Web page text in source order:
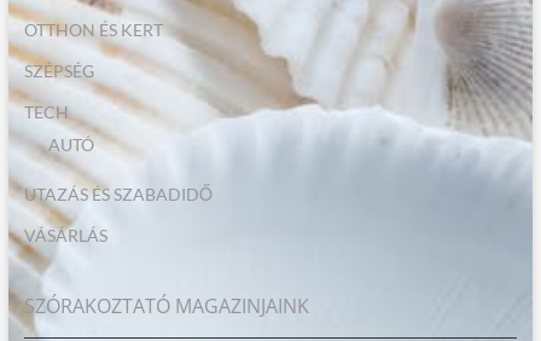
OTTHON ÉS KERT
SZÉPSÉG
TECH
AUTÓ
UTAZÁS ÉS SZABADIDŐ
VÁSÁRLÁS
SZÓRAKOZTATÓ MAGAZINJAINK